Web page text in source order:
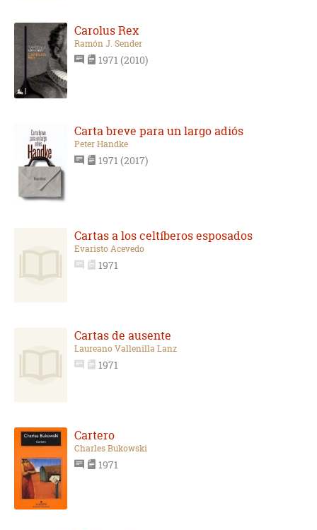
Carolus Rex
Ramón J. Sender
1971 (2010)
Carta breve para un largo adiós
Peter Handke
1971 (2017)
Cartas a los celtíberos esposados
Evaristo Acevedo
1971
Cartas de ausente
Laureano Vallenilla Lanz
1971
Cartero
Charles Bukowski
1971